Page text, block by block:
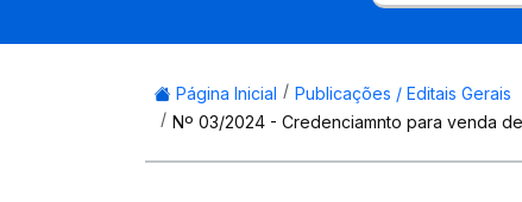
Página Inicial
Publicações / Editais Gerais
Nº 03/2024 - Credenciamnto para venda